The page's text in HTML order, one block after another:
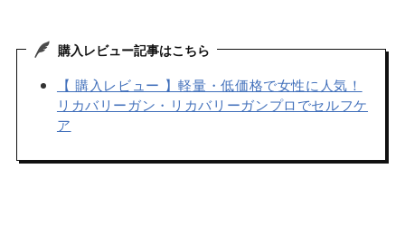
購入レビュー記事はこちら
【 購入レビュー 】軽量・低価格で女性に人気！
リカバリーガン・リカバリーガンプロでセルフケ
ア